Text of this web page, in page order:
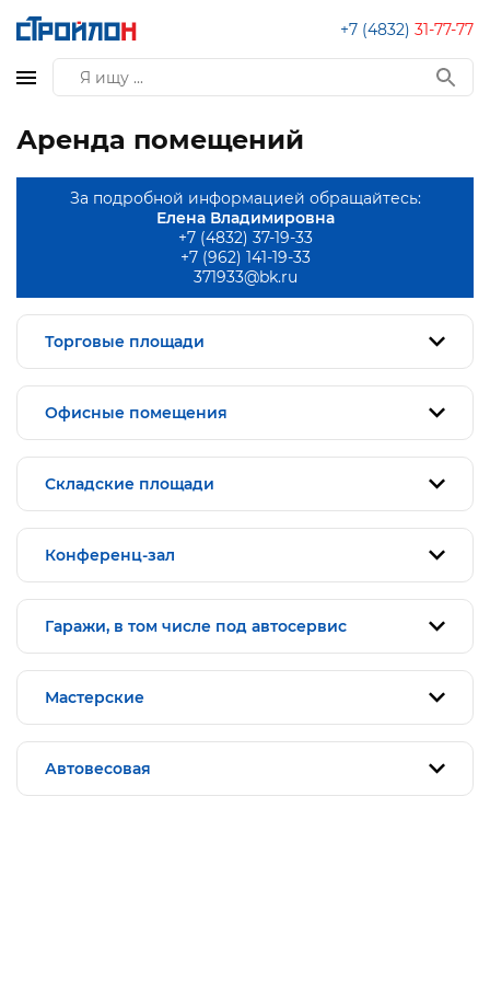
+7 (4832) 31-77-77
Аренда помещений
За подробной информацией обращайтесь:
Елена Владимировна
+7 (4832) 37-19-33
+7 (962) 141-19-33
371933@bk.ru
Торговые площади
Офисные помещения
Складские площади
Конференц-зал
Гаражи, в том числе под автосервис
Мастерские
Автовесовая